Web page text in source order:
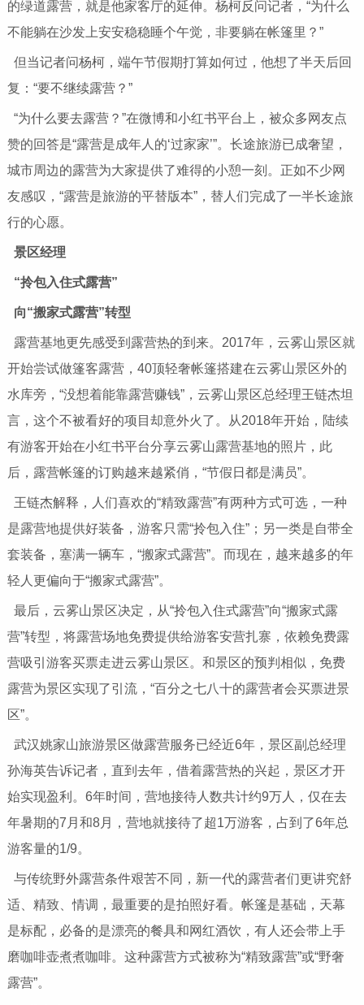
的绿道露营，就是他家客厅的延伸。杨柯反问记者，“为什么
不能躺在沙发上安安稳稳睡个午觉，非要躺在帐篷里？”
但当记者问杨柯，端午节假期打算如何过，他想了半天后回
复：“要不继续露营？”
“为什么要去露营？”在微博和小红书平台上，被众多网友点
赞的回答是“露营是成年人的‘过家家’”。长途旅游已成奢望，
城市周边的露营为大家提供了难得的小憩一刻。正如不少网
友感叹，“露营是旅游的平替版本”，替人们完成了一半长途旅
行的心愿。
景区经理
“拎包入住式露营”
向“搬家式露营”转型
露营基地更先感受到露营热的到来。2017年，云雾山景区就
开始尝试做篷客露营，40顶轻奢帐篷搭建在云雾山景区外的
水库旁，“没想着能靠露营赚钱”，云雾山景区总经理王链杰坦
言，这个不被看好的项目却意外火了。从2018年开始，陆续
有游客开始在小红书平台分享云雾山露营基地的照片，此
后，露营帐篷的订购越来越紧俏，“节假日都是满员”。
王链杰解释，人们喜欢的“精致露营”有两种方式可选，一种
是露营地提供好装备，游客只需“拎包入住”；另一类是自带全
套装备，塞满一辆车，“搬家式露营”。而现在，越来越多的年
轻人更偏向于“搬家式露营”。
最后，云雾山景区决定，从“拎包入住式露营”向“搬家式露
营”转型，将露营场地免费提供给游客安营扎寨，依赖免费露
营吸引游客买票走进云雾山景区。和景区的预判相似，免费
露营为景区实现了引流，“百分之七八十的露营者会买票进景
区”。
武汉姚家山旅游景区做露营服务已经近6年，景区副总经理
孙海英告诉记者，直到去年，借着露营热的兴起，景区才开
始实现盈利。6年时间，营地接待人数共计约9万人，仅在去
年暑期的7月和8月，营地就接待了超1万游客，占到了6年总
游客量的1/9。
与传统野外露营条件艰苦不同，新一代的露营者们更讲究舒
适、精致、情调，最重要的是拍照好看。帐篷是基础，天幕
是标配，必备的是漂亮的餐具和网红酒饮，有人还会带上手
磨咖啡壶煮煮咖啡。这种露营方式被称为“精致露营”或“野奢
露营”。